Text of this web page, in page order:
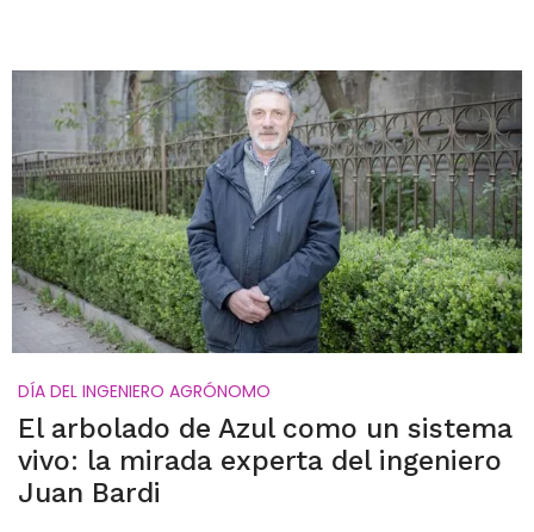
DÍA DEL INGENIERO AGRÓNOMO
El arbolado de Azul como un sistema
vivo: la mirada experta del ingeniero
Juan Bardi